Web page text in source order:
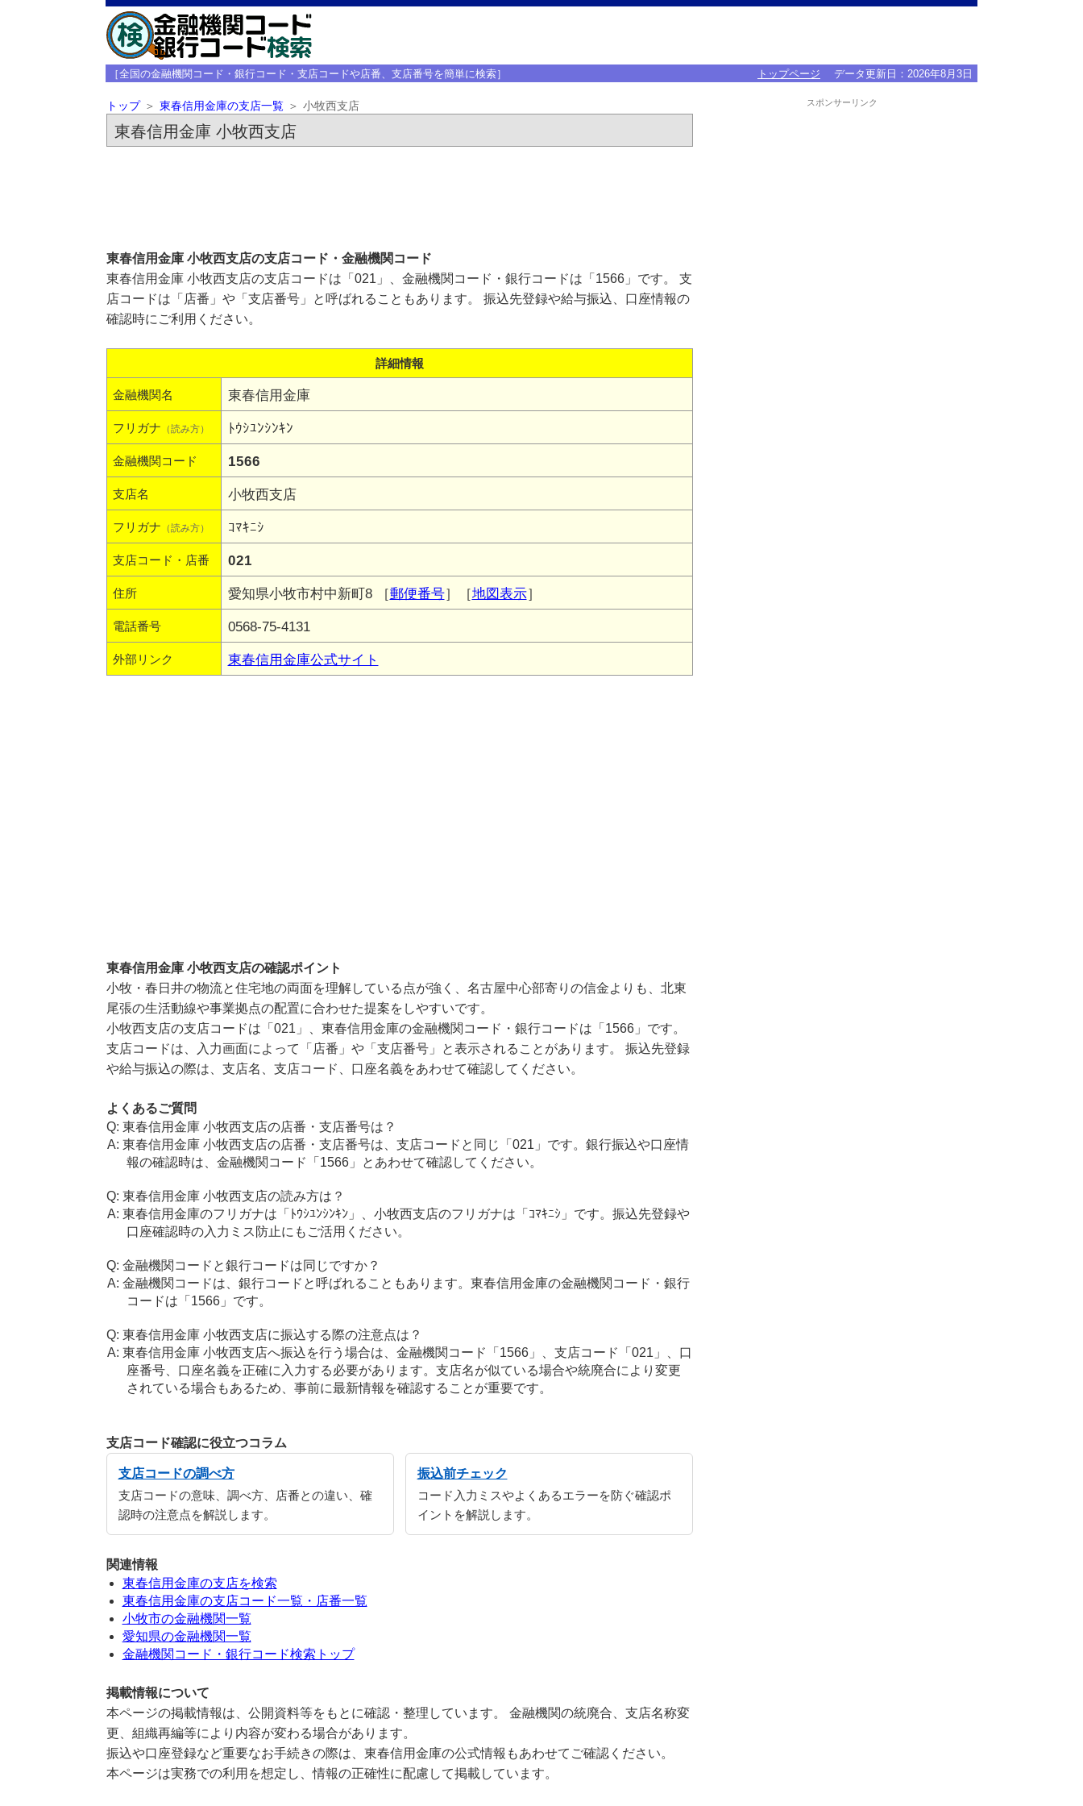
［全国の金融機関コード・銀行コード・支店コードや店番、支店番号を簡単に検索］ トップページ データ更新日： 2026年8月3日
トップ 東春信用金庫の支店一覧 小牧西支店
東春信用金庫 小牧西支店
東春信用金庫 小牧西支店の支店コード・金融機関コード
東春信用金庫 小牧西支店の支店コードは「021」、金融機関コード・銀行コードは「1566」です。 支
店コードは「店番」や「支店番号」と呼ばれることもあります。 振込先登録や給与振込、口座情報の
確認時にご利用ください。
詳細情報
金融機関名 東春信用金庫
フリガナ （読み方） ﾄｳｼﾕﾝｼﾝｷﾝ
金融機関コード 1566
支店名 小牧西支店
フリガナ （読み方） ｺﾏｷﾆｼ
支店コード・店番 021
住所 愛知県小牧市村中新町8 ［郵便番号］［地図表示］
電話番号 0568-75-4131
外部リンク 東春信用金庫公式サイト
東春信用金庫 小牧西支店の確認ポイント
小牧・春日井の物流と住宅地の両面を理解している点が強く、名古屋中心部寄りの信金よりも、北東
尾張の生活動線や事業拠点の配置に合わせた提案をしやすいです。
小牧西支店の支店コードは「021」、東春信用金庫の金融機関コード・銀行コードは「1566」です。
支店コードは、入力画面によって「店番」や「支店番号」と表示されることがあります。 振込先登録
や給与振込の際は、支店名、支店コード、口座名義をあわせて確認してください。
よくあるご質問
東春信用金庫 小牧西支店の店番・支店番号は？
東春信用金庫 小牧西支店の店番・支店番号は、支店コードと同じ「021」です。銀行振込や口座情
報の確認時は、金融機関コード「1566」とあわせて確認してください。
東春信用金庫 小牧西支店の読み方は？
東春信用金庫のフリガナは「ﾄｳｼﾕﾝｼﾝｷﾝ」、小牧西支店のフリガナは「ｺﾏｷﾆｼ」です。振込先登録や
口座確認時の入力ミス防止にもご活用ください。
金融機関コードと銀行コードは同じですか？
金融機関コードは、銀行コードと呼ばれることもあります。東春信用金庫の金融機関コード・銀行
コードは「1566」です。
東春信用金庫 小牧西支店に振込する際の注意点は？
東春信用金庫 小牧西支店へ振込を行う場合は、金融機関コード「1566」、支店コード「021」、口
座番号、口座名義を正確に入力する必要があります。支店名が似ている場合や統廃合により変更
されている場合もあるため、事前に最新情報を確認することが重要です。
支店コード確認に役立つコラム
支店コードの調べ方
支店コードの意味、調べ方、店番との違い、確
認時の注意点を解説します。
振込前チェック
コード入力ミスやよくあるエラーを防ぐ確認ポ
イントを解説します。
関連情報
東春信用金庫の支店を検索
東春信用金庫の支店コード一覧・店番一覧
小牧市の金融機関一覧
愛知県の金融機関一覧
金融機関コード・銀行コード検索トップ
掲載情報について
本ページの掲載情報は、公開資料等をもとに確認・整理しています。 金融機関の統廃合、支店名称変
更、組織再編等により内容が変わる場合があります。
振込や口座登録など重要なお手続きの際は、東春信用金庫の公式情報もあわせてご確認ください。
本ページは実務での利用を想定し、情報の正確性に配慮して掲載しています。
スポンサーリンク